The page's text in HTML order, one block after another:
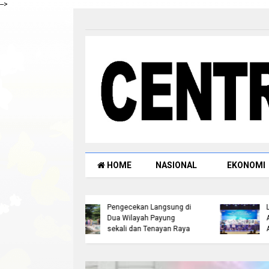
-->
HOME NASIONAL EKONOMI
Lingkungan pada
Akhirnya Menjadi
Ancaman Keamanan